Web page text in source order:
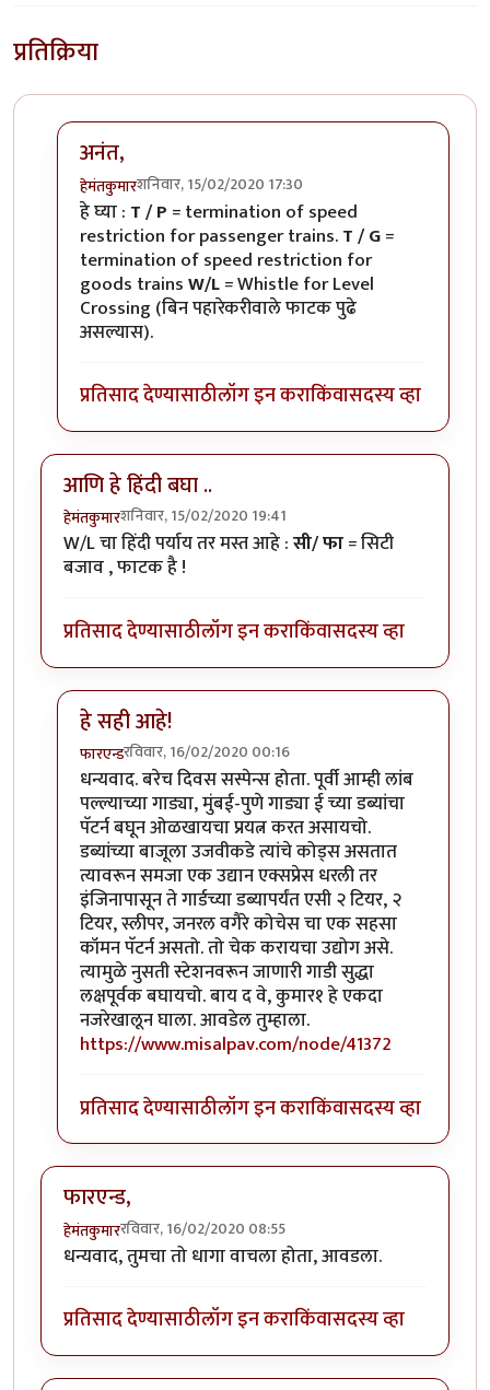
प्रतिक्रिया
अनंत,
हेमंतकुमारशनिवार, 15/02/2020 17:30
In reply toरेल्वे रुळांच्याbyअनन्त्_यात्री
हे घ्या : T / P = termination of speed
restriction for passenger trains.T / G=
termination of speed restriction for
goods trainsW/L= Whistle for Level
Crossing (बिन पहारेकरीवाले फाटक पुढे
असल्यास).
प्रतिसाद देण्यासाठीलॉग इन कराकिंवासदस्य व्हा
आणि हे हिंदी बघा ..
हेमंतकुमारशनिवार, 15/02/2020 19:41
W/L चा हिंदी पर्याय तर मस्त आहे :सी/ फा= सिटी
बजाव , फाटक है !
प्रतिसाद देण्यासाठीलॉग इन कराकिंवासदस्य व्हा
हे सही आहे!
फारएन्डरविवार, 16/02/2020 00:16
In reply toआणि हे हिंदी बघा ..byहेमंतकुमार
धन्यवाद. बरेच दिवस सस्पेन्स होता. पूर्वी आम्ही लांब
पल्ल्याच्या गाड्या, मुंबई-पुणे गाड्या ई च्या डब्यांचा
पॅटर्न बघून ओळखायचा प्रयत्न करत असायचो.
डब्यांच्या बाजूला उजवीकडे त्यांचे कोड्स असतात
त्यावरून समजा एक उद्यान एक्सप्रेस धरली तर
इंजिनापासून ते गार्डच्या डब्यापर्यंत एसी २ टियर, २
टियर, स्लीपर, जनरल वगैरे कोचेस चा एक सहसा
कॉमन पॅटर्न असतो. तो चेक करायचा उद्योग असे.
त्यामुळे नुसती स्टेशनवरून जाणारी गाडी सुद्धा
लक्षपूर्वक बघायचो. बाय द वे, कुमार१ हे एकदा
नजरेखालून घाला. आवडेल तुम्हाला.
https://www.misalpav.com/node/41372
प्रतिसाद देण्यासाठीलॉग इन कराकिंवासदस्य व्हा
फारएन्ड,
हेमंतकुमाररविवार, 16/02/2020 08:55
धन्यवाद, तुमचा तो धागा वाचला होता, आवडला.
प्रतिसाद देण्यासाठीलॉग इन कराकिंवासदस्य व्हा